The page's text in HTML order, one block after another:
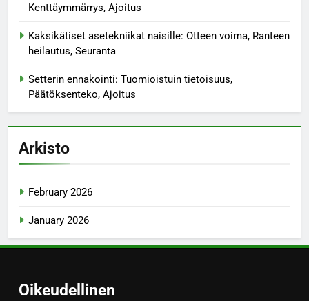
Kenttäymmärrys, Ajoitus
Kaksikätiset asetekniikat naisille: Otteen voima, Ranteen
heilautus, Seuranta
Setterin ennakointi: Tuomioistuin tietoisuus,
Päätöksenteko, Ajoitus
Arkisto
February 2026
January 2026
Oikeudellinen